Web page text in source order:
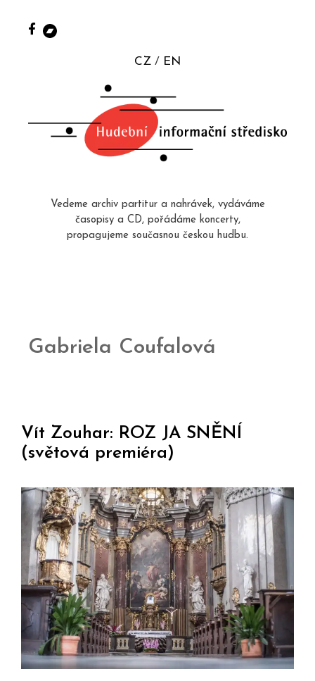
CZ EN
Vedeme archiv partitur a nahrávek, vydáváme
časopisy a CD, pořádáme koncerty,
propagujeme současnou českou hudbu.
Gabriela Coufalová
Vít Zouhar: ROZ JA SNĚNÍ
(světová premiéra)